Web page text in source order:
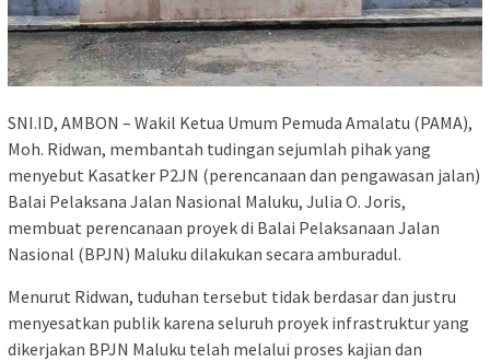
SNI.ID, AMBON – Wakil Ketua Umum Pemuda Amalatu (PAMA),
Moh. Ridwan, membantah tudingan sejumlah pihak yang
menyebut Kasatker P2JN (perencanaan dan pengawasan jalan)
Balai Pelaksana Jalan Nasional Maluku, Julia O. Joris,
membuat perencanaan proyek di Balai Pelaksanaan Jalan
Nasional (BPJN) Maluku dilakukan secara amburadul.
Menurut Ridwan, tuduhan tersebut tidak berdasar dan justru
menyesatkan publik karena seluruh proyek infrastruktur yang
dikerjakan BPJN Maluku telah melalui proses kajian dan